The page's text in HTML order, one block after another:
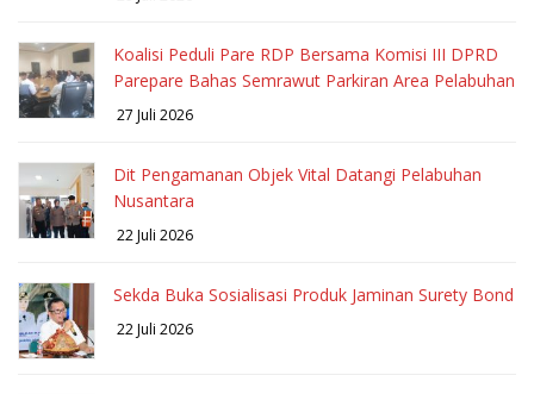
Koalisi Peduli Pare RDP Bersama Komisi III DPRD
Parepare Bahas Semrawut Parkiran Area Pelabuhan
27 Juli 2026
Dit Pengamanan Objek Vital Datangi Pelabuhan
Nusantara
22 Juli 2026
Sekda Buka Sosialisasi Produk Jaminan Surety Bond
22 Juli 2026